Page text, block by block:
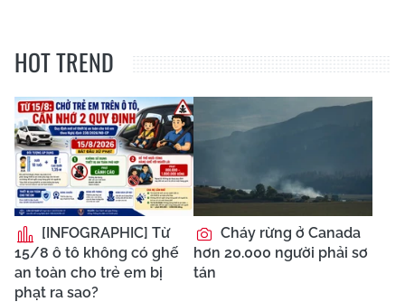
HOT TREND
[INFOGRAPHIC] Từ
15/8 ô tô không có ghế
an toàn cho trẻ em bị
phạt ra sao?
Cháy rừng ở Canada
hơn 20.000 người phải sơ
tán